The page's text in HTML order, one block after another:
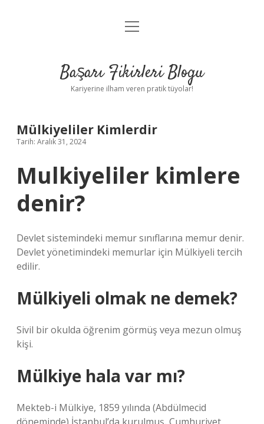
Anasayfa
Yasal Uyarı
menüyü
Başarı Fikirleri Blogu
Kariyerine ilham veren pratik tüyolar!
Mülkiyeliler Kimlerdir
Tarih: Aralık 31, 2024
Mulkiyeliler kimlere
denir?
Devlet sistemindeki memur sınıflarına memur denir.
Devlet yönetimindeki memurlar için Mülkiyeli tercih
edilir.
Mülkiyeli olmak ne demek?
Sivil bir okulda öğrenim görmüş veya mezun olmuş
kişi.
Mülkiye hala var mı?
Mekteb-i Mülkiye, 1859 yılında (Abdülmecid